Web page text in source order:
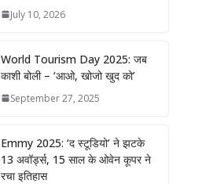
July 10, 2026
World Tourism Day 2025: जब
काशी बोली – ‘आओ, खोजो खुद को’
September 27, 2025
Emmy 2025: ‘द स्टूडियो’ ने झटके
13 अवॉर्ड्स, 15 साल के ओवेन कूपर ने
रचा इतिहास